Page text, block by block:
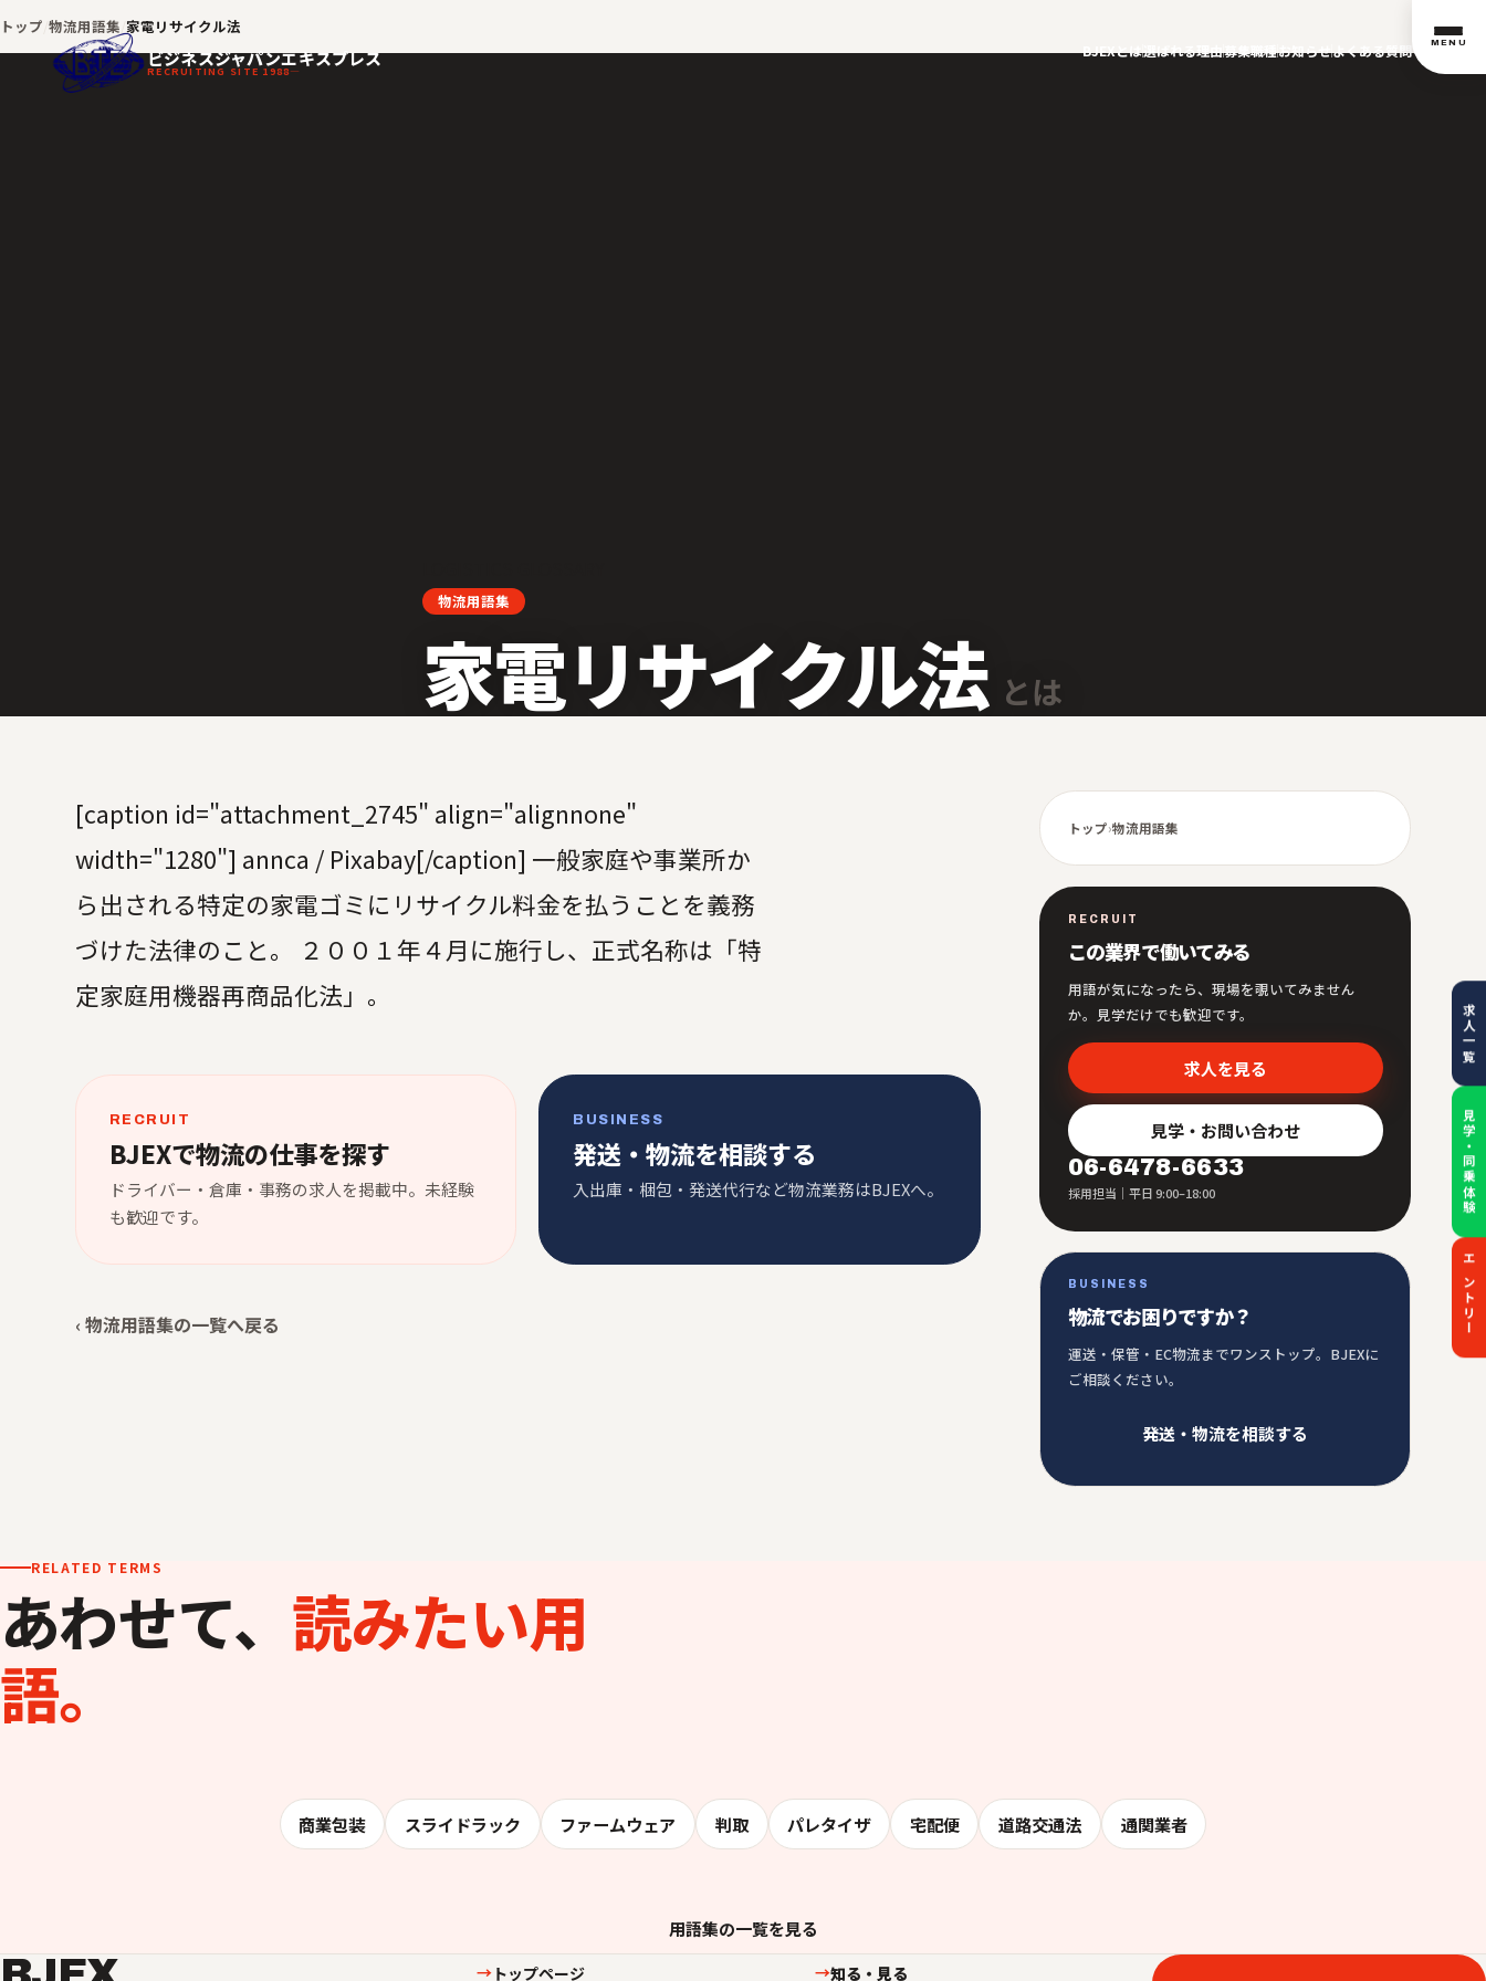
ビジネスジャパンエキスプレス
RECRUITING SITE 1988—
BJEXとは選ばれる理由募集職種お知らせよくある質問 MENU
トップ 物流用語集 家電リサイクル法
物流用語集
家電リサイクル法 とは
[caption id="attachment_2745" align="alignnone"
width="1280"] annca / Pixabay[/caption] 一般家庭や事業所か
ら出される特定の家電ゴミにリサイクル料金を払うことを義務
づけた法律のこと。 ２００１年４月に施行し、正式名称は「特
定家庭用機器再商品化法」。
RECRUIT
BJEXで物流の仕事を探す
ドライバー・倉庫・事務の求人を掲載中。未経験
も歓迎です。
BUSINESS
発送・物流を相談する
入出庫・梱包・発送代行など物流業務はBJEXへ。
‹ 物流用語集の一覧へ戻る
トップ›物流用語集
RECRUIT
この業界で働いてみる
用語が気になったら、現場を覗いてみません
か。見学だけでも歓迎です。
求人を見る
見学・お問い合わせ
06-6478-6633
採用担当｜平日 9:00–18:00
BUSINESS
物流でお困りですか？
運送・保管・EC物流までワンストップ。BJEXに
ご相談ください。
発送・物流を相談する
RELATED TERMS
あわせて、 読みたい用
語。
商業包装 スライドラック ファームウェア 判取 パレタイザ 宅配便 道路交通法 通関業者
用語集の一覧を見る
→ トップページ →知る・見る
求人一覧
見学・同乗体験
エントリー